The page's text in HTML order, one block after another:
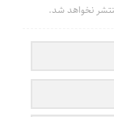
نخواهد شد.